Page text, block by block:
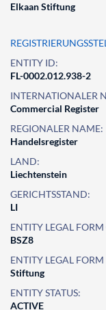
Elkaan Stiftung
ENTITY ID:
FL-0002.012.938-2
INTERNATIONALER
Commercial Register
REGIONALER NAME:
Handelsregister
LAND:
Liechtenstein
GERICHTSSTAND:
LI
ENTITY LEGAL
BSZ8
ENTITY LEGAL
Stiftung
ENTITY STATUS:
ACTIVE